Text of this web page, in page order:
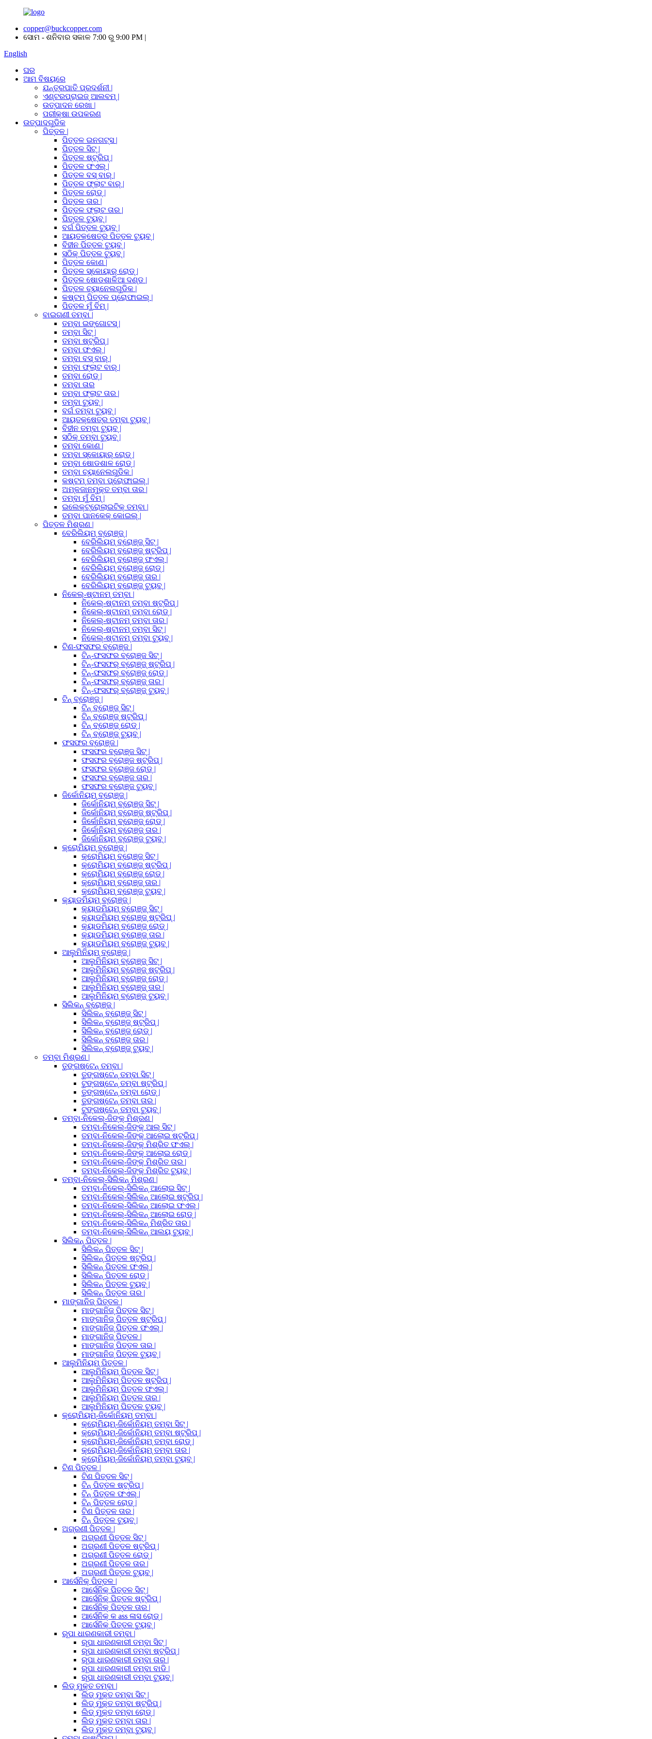
copper@buckcopper.com
ସୋମ - ଶନିବାର ସକାଳ 7:00 ରୁ 9:00 PM |
English
ଘର
ଆମ ବିଷୟରେ
ଯନ୍ତ୍ରପାତି ପ୍ରଦର୍ଶନୀ |
ଏଣ୍ଟରପ୍ରାଇଜ୍ ଆଲବମ୍ |
ଉତ୍ପାଦନ ରେଖା |
ପରୀକ୍ଷା ଉପକରଣ
ଉତ୍ପାଦଗୁଡିକ
ପିତ୍ତଳ |
ପିତ୍ତଳ ଇନଗଟ୍ସ |
ପିତ୍ତଳ ସିଟ୍ |
ପିତ୍ତଳ ଷ୍ଟ୍ରିପ୍ |
ପିତ୍ତଳ ଫଏଲ୍ |
ପିତ୍ତଳ ବସ୍ ବାର୍ |
ପିତ୍ତଳ ଫ୍ଲାଟ ବାର୍ |
ପିତ୍ତଳ ରୋଡ୍ |
ପିତ୍ତଳ ତାର |
ପିତ୍ତଳ ଫ୍ଲାଟ ତାର |
ପିତ୍ତଳ ଟ୍ୟୁବ୍ |
ବର୍ଗ ପିତ୍ତଳ ଟ୍ୟୁବ୍ |
ଆୟତକ୍ଷେତ୍ର ପିତ୍ତଳ ଟ୍ୟୁବ୍ |
ବିହୀନ ପିତ୍ତଳ ଟ୍ୟୁବ୍ |
ସଠିକ୍ ପିତ୍ତଳ ଟ୍ୟୁବ୍ |
ପିତ୍ତଳ କୋଣ |
ପିତ୍ତଳ ସ୍କୋୟାର୍ ରୋଡ୍ |
ପିତ୍ତଳ ଷୋଡଶାଳିଆ ଦଣ୍ଡ |
ପିତ୍ତଳ ଚ୍ୟାନେଲଗୁଡିକ |
କଷ୍ଟମ୍ ପିତ୍ତଳ ପ୍ରୋଫାଇଲ୍ |
ପିତ୍ତଳ ମୁଁ ବିମ୍ |
ବାଇଗଣୀ ତମ୍ବା |
ତମ୍ବା ଇଙ୍ଗୋଟସ୍ |
ତମ୍ବା ସିଟ୍ |
ତମ୍ବା ଷ୍ଟ୍ରିପ୍ |
ତମ୍ବା ଫଏଲ୍ |
ତମ୍ବା ବସ୍ ବାର୍ |
ତମ୍ବା ଫ୍ଲାଟ ବାର୍ |
ତମ୍ବା ରୋଡ୍ |
ତମ୍ବା ତାର
ତମ୍ବା ଫ୍ଲାଟ ତାର |
ତମ୍ବା ଟ୍ୟୁବ୍ |
ବର୍ଗ ତମ୍ବା ଟ୍ୟୁବ୍ |
ଆୟତକ୍ଷେତ୍ର ତମ୍ବା ଟ୍ୟୁବ୍ |
ବିହୀନ ତମ୍ବା ଟ୍ୟୁବ୍ |
ସଠିକ୍ ତମ୍ବା ଟ୍ୟୁବ୍ |
ତମ୍ବା କୋଣ |
ତମ୍ବା ସ୍କୋୟାର୍ ରୋଡ୍ |
ତମ୍ବା ଷୋଡଶାଳ ରୋଡ୍ |
ତମ୍ବା ଚ୍ୟାନେଲଗୁଡିକ |
କଷ୍ଟମ୍ ତମ୍ବା ପ୍ରୋଫାଇଲ୍ |
ଅମ୍ଳଜାନମୁକ୍ତ ତମ୍ବା ତାର |
ତମ୍ବା ମୁଁ ବିମ୍ |
ଇଲେକ୍ଟ୍ରୋଲାଇଟିକ୍ ତମ୍ବା |
ତମ୍ବା ପାନକେକ୍ କୋଇଲ୍ |
ପିତ୍ତଳ ମିଶ୍ରଣ |
ବେରିଲିୟମ୍ ବ୍ରୋଞ୍ଜ୍ |
ବେରିଲିୟମ୍ ବ୍ରୋଞ୍ଜ୍ ସିଟ୍ |
ବେରିଲିୟମ୍ ବ୍ରୋଞ୍ଜ୍ ଷ୍ଟ୍ରିପ୍ |
ବେରିଲିୟମ୍ ବ୍ରୋଞ୍ଜ୍ ଫଏଲ୍ |
ବେରିଲିୟମ୍ ବ୍ରୋଞ୍ଜ୍ ରୋଡ୍ |
ବେରିଲିୟମ୍ ବ୍ରୋଞ୍ଜ୍ ତାର |
ବେରିଲିୟମ୍ ବ୍ରୋଞ୍ଜ୍ ଟ୍ୟୁବ୍ |
ନିକେଲ୍-ଷ୍ଟାନମ୍ ତମ୍ବା |
ନିକେଲ୍-ଷ୍ଟାନମ୍ ତମ୍ବା ଷ୍ଟ୍ରିପ୍ |
ନିକେଲ୍-ଷ୍ଟାନମ୍ ତମ୍ବା ରୋଡ୍ |
ନିକେଲ୍-ଷ୍ଟାନମ୍ ତମ୍ବା ତାର |
ନିକେଲ୍-ଷ୍ଟାନମ୍ ତମ୍ବା ସିଟ୍ |
ନିକେଲ୍-ଷ୍ଟାନମ୍ ତମ୍ବା ଟ୍ୟୁବ୍ |
ଟିଣ-ଫସଫର ବ୍ରୋଞ୍ଜ |
ଟିନ୍-ଫସଫର ବ୍ରୋଞ୍ଜ ସିଟ୍ |
ଟିନ୍-ଫସଫର୍ ବ୍ରୋଞ୍ଜ୍ ଷ୍ଟ୍ରିପ୍ |
ଟିନ୍-ଫସଫର୍ ବ୍ରୋଞ୍ଜ୍ ରୋଡ୍ |
ଟିନ୍-ଫସଫର୍ ବ୍ରୋଞ୍ଜ୍ ତାର |
ଟିନ୍-ଫସଫର୍ ବ୍ରୋଞ୍ଜ୍ ଟ୍ୟୁବ୍ |
ଟିନ୍ ବ୍ରୋଞ୍ଜ୍ |
ଟିନ୍ ବ୍ରୋଞ୍ଜ୍ ସିଟ୍ |
ଟିନ୍ ବ୍ରୋଞ୍ଜ୍ ଷ୍ଟ୍ରିପ୍ |
ଟିନ୍ ବ୍ରୋଞ୍ଜ୍ ରୋଡ୍ |
ଟିନ୍ ବ୍ରୋଞ୍ଜ୍ ଟ୍ୟୁବ୍ |
ଫସଫର ବ୍ରୋଞ୍ଜ |
ଫସଫର ବ୍ରୋଞ୍ଜ ସିଟ୍ |
ଫସଫର ବ୍ରୋଞ୍ଜ ଷ୍ଟ୍ରିପ୍ |
ଫସଫର ବ୍ରୋଞ୍ଜ ରୋଡ୍ |
ଫସଫର ବ୍ରୋଞ୍ଜ ତାର |
ଫସଫର ବ୍ରୋଞ୍ଜ ଟ୍ୟୁବ୍ |
ଜିର୍କୋନିୟମ୍ ବ୍ରୋଞ୍ଜ୍ |
ଜିର୍କୋନିୟମ୍ ବ୍ରୋଞ୍ଜ୍ ସିଟ୍ |
ଜିର୍କୋନିୟମ୍ ବ୍ରୋଞ୍ଜ୍ ଷ୍ଟ୍ରିପ୍ |
ଜିର୍କୋନିୟମ୍ ବ୍ରୋଞ୍ଜ୍ ରୋଡ୍ |
ଜିର୍କୋନିୟମ୍ ବ୍ରୋଞ୍ଜ୍ ତାର |
ଜିର୍କୋନିୟମ୍ ବ୍ରୋଞ୍ଜ୍ ଟ୍ୟୁବ୍ |
କ୍ରୋମିୟମ୍ ବ୍ରୋଞ୍ଜ୍ |
କ୍ରୋମିୟମ୍ ବ୍ରୋଞ୍ଜ୍ ସିଟ୍ |
କ୍ରୋମିୟମ୍ ବ୍ରୋଞ୍ଜ୍ ଷ୍ଟ୍ରିପ୍ |
କ୍ରୋମିୟମ୍ ବ୍ରୋଞ୍ଜ୍ ରୋଡ୍ |
କ୍ରୋମିୟମ୍ ବ୍ରୋଞ୍ଜ୍ ତାର |
କ୍ରୋମିୟମ୍ ବ୍ରୋଞ୍ଜ୍ ଟ୍ୟୁବ୍ |
କ୍ୟାଡମିୟମ୍ ବ୍ରୋଞ୍ଜ୍ |
କ୍ୟାଡମିୟମ୍ ବ୍ରୋଞ୍ଜ୍ ସିଟ୍ |
କ୍ୟାଡମିୟମ୍ ବ୍ରୋଞ୍ଜ୍ ଷ୍ଟ୍ରିପ୍ |
କ୍ୟାଡମିୟମ୍ ବ୍ରୋଞ୍ଜ୍ ରୋଡ୍ |
କ୍ୟାଡମିୟମ୍ ବ୍ରୋଞ୍ଜ୍ ତାର |
କ୍ୟାଡମିୟମ୍ ବ୍ରୋଞ୍ଜ୍ ଟ୍ୟୁବ୍ |
ଆଲୁମିନିୟମ୍ ବ୍ରୋଞ୍ଜ୍ |
ଆଲୁମିନିୟମ୍ ବ୍ରୋଞ୍ଜ୍ ସିଟ୍ |
ଆଲୁମିନିୟମ୍ ବ୍ରୋଞ୍ଜ୍ ଷ୍ଟ୍ରିପ୍ |
ଆଲୁମିନିୟମ୍ ବ୍ରୋଞ୍ଜ୍ ରୋଡ୍ |
ଆଲୁମିନିୟମ୍ ବ୍ରୋଞ୍ଜ୍ ତାର |
ଆଲୁମିନିୟମ୍ ବ୍ରୋଞ୍ଜ୍ ଟ୍ୟୁବ୍ |
ସିଲିକନ୍ ବ୍ରୋଞ୍ଜ୍ |
ସିଲିକନ୍ ବ୍ରୋଞ୍ଜ୍ ସିଟ୍ |
ସିଲିକନ୍ ବ୍ରୋଞ୍ଜ୍ ଷ୍ଟ୍ରିପ୍ |
ସିଲିକନ୍ ବ୍ରୋଞ୍ଜ୍ ରୋଡ୍ |
ସିଲିକନ୍ ବ୍ରୋଞ୍ଜ୍ ତାର |
ସିଲିକନ୍ ବ୍ରୋଞ୍ଜ୍ ଟ୍ୟୁବ୍ |
ତମ୍ବା ମିଶ୍ରଣ |
ତୁଙ୍ଗଷ୍ଟେନ୍ ତମ୍ବା |
ତୁଙ୍ଗଷ୍ଟେନ୍ ତମ୍ବା ସିଟ୍ |
ଟୁଙ୍ଗଷ୍ଟେନ୍ ତମ୍ବା ଷ୍ଟ୍ରିପ୍ |
ତୁଙ୍ଗଷ୍ଟେନ୍ ତମ୍ବା ରୋଡ୍ |
ତୁଙ୍ଗଷ୍ଟେନ୍ ତମ୍ବା ତାର |
ଟୁଙ୍ଗଷ୍ଟେନ୍ ତମ୍ବା ଟ୍ୟୁବ୍ |
ତମ୍ବା-ନିକେଲ୍-ଜିଙ୍କ୍ ମିଶ୍ରଣ |
ତମ୍ବା-ନିକେଲ୍-ଜିଙ୍କ୍ ଆଲ୍ ସିଟ୍ |
ତମ୍ବା-ନିକେଲ୍-ଜିଙ୍କ୍ ଆଲୋଇ ଷ୍ଟ୍ରିପ୍ |
ତମ୍ବା-ନିକେଲ୍-ଜିଙ୍କ୍ ମିଶ୍ରିତ ଫଏଲ୍ |
ତମ୍ବା-ନିକେଲ୍-ଜିଙ୍କ୍ ଆଲୋଇ ରୋଡ୍ |
ତମ୍ବା-ନିକେଲ୍-ଜିଙ୍କ୍ ମିଶ୍ରିତ ତାର |
ତମ୍ବା-ନିକେଲ୍-ଜିଙ୍କ୍ ମିଶ୍ରିତ ଟ୍ୟୁବ୍ |
ତମ୍ବା-ନିକେଲ୍-ସିଲିକନ୍ ମିଶ୍ରଣ |
ତମ୍ବା-ନିକେଲ୍-ସିଲିକନ୍ ଆଲୋଇ ସିଟ୍ |
ତମ୍ବା-ନିକେଲ୍-ସିଲିକନ୍ ଆଲୋଇ ଷ୍ଟ୍ରିପ୍ |
ତମ୍ବା-ନିକେଲ୍-ସିଲିକନ୍ ଆଲୋଇ ଫଏଲ୍ |
ତମ୍ବା-ନିକେଲ୍-ସିଲିକନ୍ ଆଲୋଇ ରୋଡ୍ |
ତମ୍ବା-ନିକେଲ୍-ସିଲିକନ୍ ମିଶ୍ରିତ ତାର |
ତମ୍ବା-ନିକେଲ୍-ସିଲିକନ୍ ଆଲୟ ଟ୍ୟୁବ୍ |
ସିଲିକନ୍ ପିତ୍ତଳ |
ସିଲିକନ୍ ପିତ୍ତଳ ସିଟ୍ |
ସିଲିକନ୍ ପିତ୍ତଳ ଷ୍ଟ୍ରିପ୍ |
ସିଲିକନ୍ ପିତ୍ତଳ ଫଏଲ୍ |
ସିଲିକନ୍ ପିତ୍ତଳ ରୋଡ୍ |
ସିଲିକନ୍ ପିତ୍ତଳ ଟ୍ୟୁବ୍ |
ସିଲିକନ୍ ପିତ୍ତଳ ତାର |
ମାଙ୍ଗାନିଜ୍ ପିତ୍ତଳ |
ମାଙ୍ଗାନିଜ୍ ପିତ୍ତଳ ସିଟ୍ |
ମାଙ୍ଗାନିଜ୍ ପିତ୍ତଳ ଷ୍ଟ୍ରିପ୍ |
ମାଙ୍ଗାନିଜ୍ ପିତ୍ତଳ ଫଏଲ୍ |
ମାଙ୍ଗାନିଜ୍ ପିତ୍ତଳ |
ମାଙ୍ଗାନିଜ୍ ପିତ୍ତଳ ତାର |
ମାଙ୍ଗାନିଜ୍ ପିତ୍ତଳ ଟ୍ୟୁବ୍ |
ଆଲୁମିନିୟମ୍ ପିତ୍ତଳ |
ଆଲୁମିନିୟମ୍ ପିତ୍ତଳ ସିଟ୍ |
ଆଲୁମିନିୟମ୍ ପିତ୍ତଳ ଷ୍ଟ୍ରିପ୍ |
ଆଲୁମିନିୟମ୍ ପିତ୍ତଳ ଫଏଲ୍ |
ଆଲୁମିନିୟମ୍ ପିତ୍ତଳ ତାର |
ଆଲୁମିନିୟମ୍ ପିତ୍ତଳ ଟ୍ୟୁବ୍ |
କ୍ରୋମିୟମ୍-ଜିର୍କୋନିୟମ୍ ତମ୍ବା |
କ୍ରୋମିୟମ୍-ଜିର୍କୋନିୟମ୍ ତମ୍ବା ସିଟ୍ |
କ୍ରୋମିୟମ୍-ଜିର୍କୋନିୟମ୍ ତମ୍ବା ଷ୍ଟ୍ରିପ୍ |
କ୍ରୋମିୟମ୍-ଜିର୍କୋନିୟମ୍ ତମ୍ବା ରୋଡ୍ |
କ୍ରୋମିୟମ୍-ଜିର୍କୋନିୟମ୍ ତମ୍ବା ତାର |
କ୍ରୋମିୟମ୍-ଜିର୍କୋନିୟମ୍ ତମ୍ବା ଟ୍ୟୁବ୍ |
ଟିଣ ପିତ୍ତଳ |
ଟିଣ ପିତ୍ତଳ ସିଟ୍ |
ଟିନ୍ ପିତ୍ତଳ ଷ୍ଟ୍ରିପ୍ |
ଟିନ୍ ପିତ୍ତଳ ଫଏଲ୍ |
ଟିନ୍ ପିତ୍ତଳ ରୋଡ୍ |
ଟିଣ ପିତ୍ତଳ ତାର |
ଟିନ୍ ପିତ୍ତଳ ଟ୍ୟୁବ୍ |
ଅଗ୍ରଣୀ ପିତ୍ତଳ |
ଅଗ୍ରଣୀ ପିତ୍ତଳ ସିଟ୍ |
ଅଗ୍ରଣୀ ପିତ୍ତଳ ଷ୍ଟ୍ରିପ୍ |
ଅଗ୍ରଣୀ ପିତ୍ତଳ ରୋଡ୍ |
ଅଗ୍ରଣୀ ପିତ୍ତଳ ତାର |
ଅଗ୍ରଣୀ ପିତ୍ତଳ ଟ୍ୟୁବ୍ |
ଆର୍ସେନିକ୍ ପିତ୍ତଳ |
ଆର୍ସେନିକ୍ ପିତ୍ତଳ ସିଟ୍ |
ଆର୍ସେନିକ୍ ପିତ୍ତଳ ଷ୍ଟ୍ରିପ୍ |
ଆର୍ସେନିକ୍ ପିତ୍ତଳ ତାର |
ଆର୍ସେନିକ୍ କ ass ଳାସ ରୋଡ୍ |
ଆର୍ସେନିକ୍ ପିତ୍ତଳ ଟ୍ୟୁବ୍ |
ରୂପା ଧାରଣକାରୀ ତମ୍ବା |
ରୂପା ଧାରଣକାରୀ ତମ୍ବା ସିଟ୍ |
ରୂପା ଧାରଣକାରୀ ତମ୍ବା ଷ୍ଟ୍ରିପ୍ |
ରୂପା ଧାରଣକାରୀ ତମ୍ବା ତାର |
ରୂପା ଧାରଣକାରୀ ତମ୍ବା ବାଡି |
ରୂପା ଧାରଣକାରୀ ତମ୍ବା ଟ୍ୟୁବ୍ |
ଲିଡ୍ ମୁକ୍ତ ତମ୍ବା |
ଲିଡ୍ ମୁକ୍ତ ତମ୍ବା ସିଟ୍ |
ଲିଡ୍ ମୁକ୍ତ ତମ୍ବା ଷ୍ଟ୍ରିପ୍ |
ଲିଡ୍ ମୁକ୍ତ ତମ୍ବା ରୋଡ୍ |
ଲିଡ୍ ମୁକ୍ତ ତମ୍ବା ତାର |
ଲିଡ୍ ମୁକ୍ତ ତମ୍ବା ଟ୍ୟୁବ୍ |